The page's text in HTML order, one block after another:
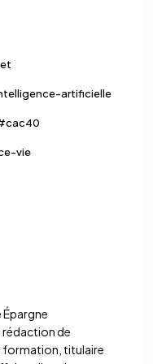
artificielle
cac40
vie
Épargne
rédaction de
formation, titulaire